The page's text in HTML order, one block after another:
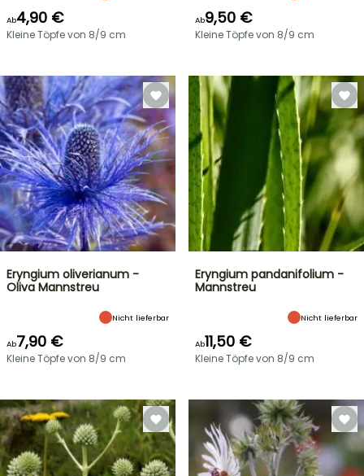
Ab4,90 €
Kleine Töpfe von 8/9 cm
Ab9,50 €
Kleine Töpfe von 8/9 cm
Eryngium oliverianum -
Oliva Mannstreu
Nicht lieferbar
Ab7,90 €
Kleine Töpfe von 8/9 cm
Eryngium pandanifolium -
Mannstreu
Nicht lieferbar
Ab11,50 €
Kleine Töpfe von 8/9 cm